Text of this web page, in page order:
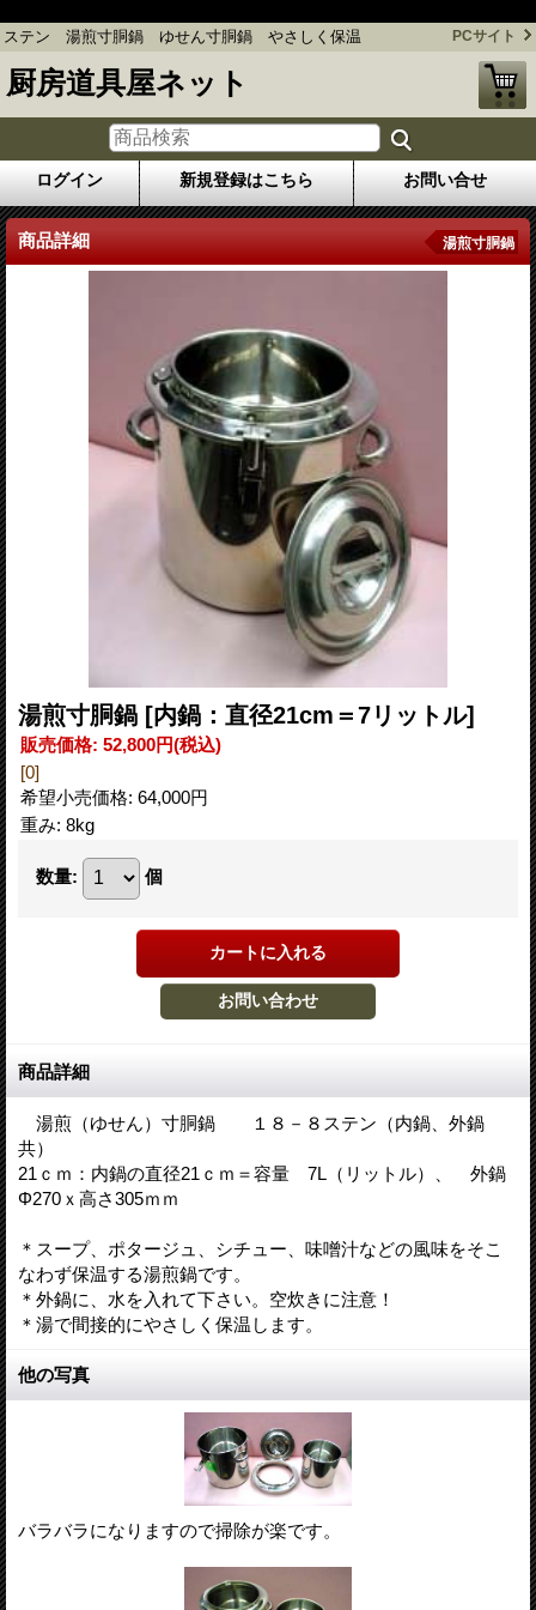
ステン 湯煎寸胴鍋 ゆせん寸胴鍋 やさしく保温 PCサイト
厨房道具屋ネット
ログイン 新規登録はこちら お問い合せ
商品詳細 湯煎寸胴鍋
湯煎寸胴鍋 [内鍋：直径21cm＝7リットル]
販売価格: 52,800円(税込)
[0]
希望小売価格: 64,000円
重み: 8kg
数量: 個
商品詳細
湯煎（ゆせん）寸胴鍋 １８－８ステン（内鍋、外鍋
共）
21ｃｍ：内鍋の直径21ｃｍ＝容量 7L（リットル）、 外鍋
Φ270ｘ高さ305ｍｍ
＊スープ、ポタージュ、シチュー、味噌汁などの風味をそこ
なわず保温する湯煎鍋です。
＊外鍋に、水を入れて下さい。空炊きに注意！
＊湯で間接的にやさしく保温します。
他の写真
バラバラになりますので掃除が楽です。